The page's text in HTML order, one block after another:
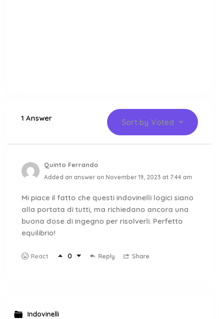
1 Answer Sort by Voted
Quinto Ferrando
Added an answer on November 19, 2023 at 7:44 am
Mi piace il fatto che questi indovinelli logici siano
alla portata di tutti, ma richiedano ancora una
buona dose di ingegno per risolverli. Perfetto
equilibrio!
React 0 Reply Share
Indovinelli